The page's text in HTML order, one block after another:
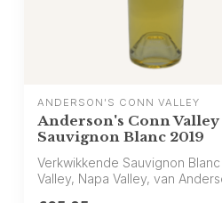
ANDERSON'S CONN VALLEY
Anderson's Conn Valley
Sauvignon Blanc 2019
Verkwikkende Sauvignon
Valley, Napa Valley, van